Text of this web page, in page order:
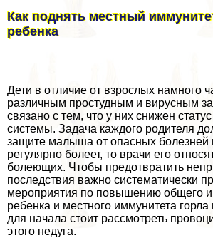
Как поднять местный
ребенка
Дети в отличие от взрослых намного
различным простудным и вирусным
связано с тем, что у них снижен
системы. Задача каждого родителя
защите малыша от опасных болезней
регулярно болеет, то врачи его
болеющих. Чтобы предотвратить
последствия важно систематически
мероприятия по повышению общего
ребенка и местного иммунитета горла
для начала стоит рассмотреть
этого недуга.